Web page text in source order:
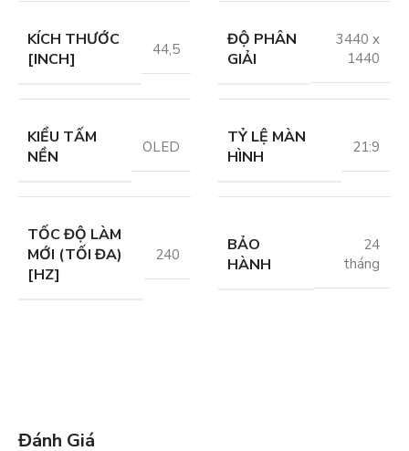
KÍCH THƯỚC
[INCH]
44,5
ĐỘ PHÂN
GIẢI
3440 x
1440
KIỂU TẤM
NỀN
OLED
TỶ LỆ MÀN
HÌNH
21:9
TỐC ĐỘ LÀM
MỚI (TỐI ĐA)
[HZ]
240
BẢO
HÀNH
24
tháng
Đánh Giá